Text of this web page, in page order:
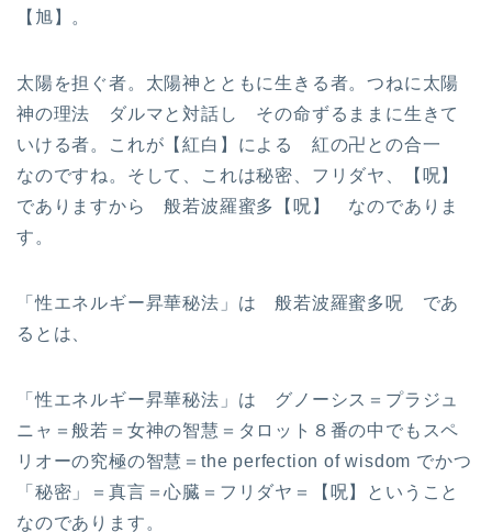
【旭】。
太陽を担ぐ者。太陽神とともに生きる者。つねに太陽
神の理法 ダルマと対話し その命ずるままに生きて
いける者。これが【紅白】による 紅の卍との合一
なのですね。そして、これは秘密、フリダヤ、【呪】
でありますから 般若波羅蜜多【呪】 なのでありま
す。
「性エネルギー昇華秘法」は 般若波羅蜜多呪 であ
るとは、
「性エネルギー昇華秘法」は グノーシス＝プラジュ
ニャ＝般若＝女神の智慧＝タロット８番の中でもスペ
リオーの究極の智慧＝the perfection of wisdom でかつ
「秘密」＝真言＝心臓＝フリダヤ＝【呪】ということ
なのであります。